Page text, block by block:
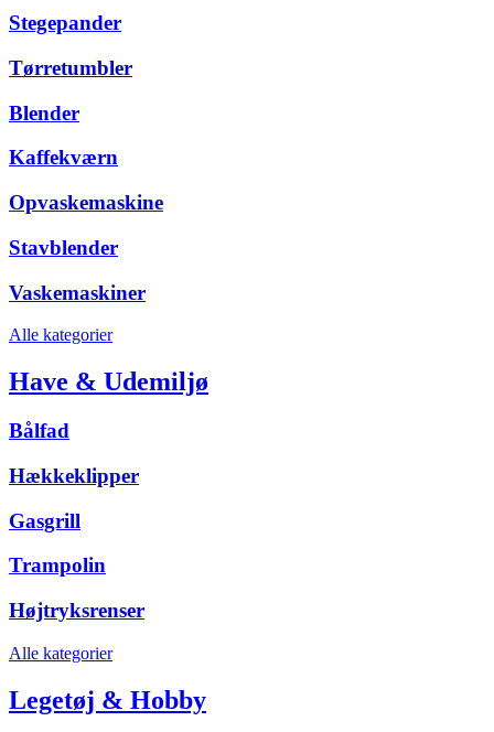
Stegepander
Tørretumbler
Blender
Kaffekværn
Opvaskemaskine
Stavblender
Vaskemaskiner
Alle kategorier
Have & Udemiljø
Bålfad
Hækkeklipper
Gasgrill
Trampolin
Højtryksrenser
Alle kategorier
Legetøj & Hobby